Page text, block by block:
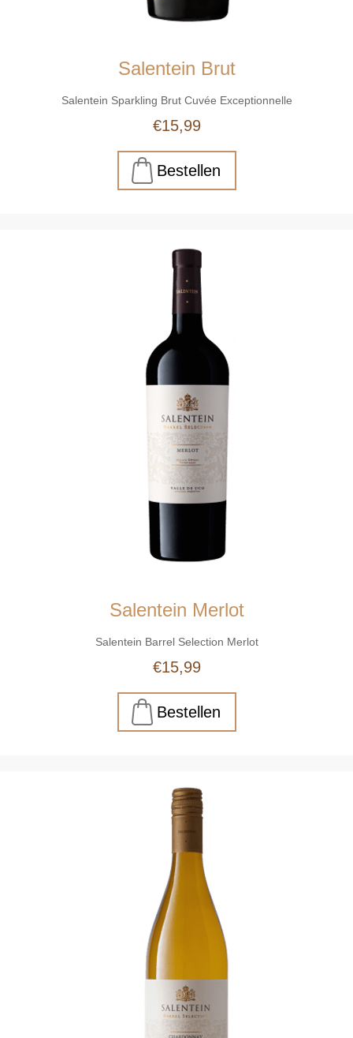
Salentein Brut
Salentein Sparkling Brut Cuvée Exceptionnelle
€15,99
Salentein Merlot
Salentein Barrel Selection Merlot
€15,99